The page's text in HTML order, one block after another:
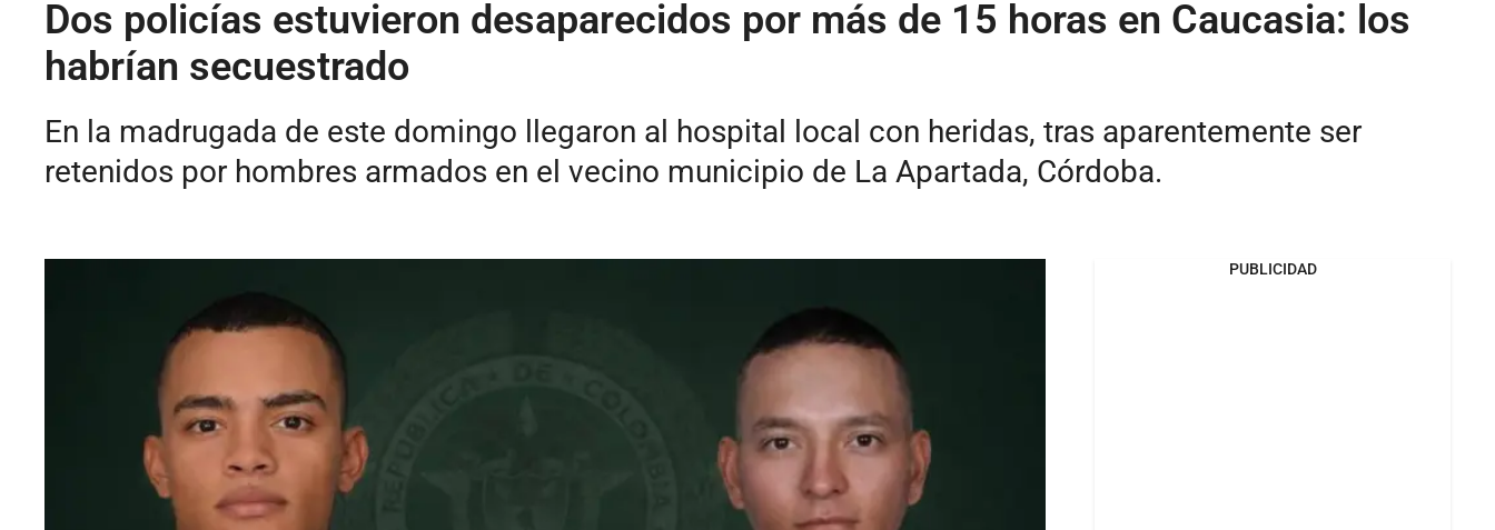
Dos policías estuvieron desaparecidos por más de 15 horas en Caucasia: los
habrían secuestrado
En la madrugada de este domingo llegaron al hospital local con heridas, tras aparentemente ser
retenidos por hombres armados en el vecino municipio de La Apartada, Córdoba.
PUBLICIDAD